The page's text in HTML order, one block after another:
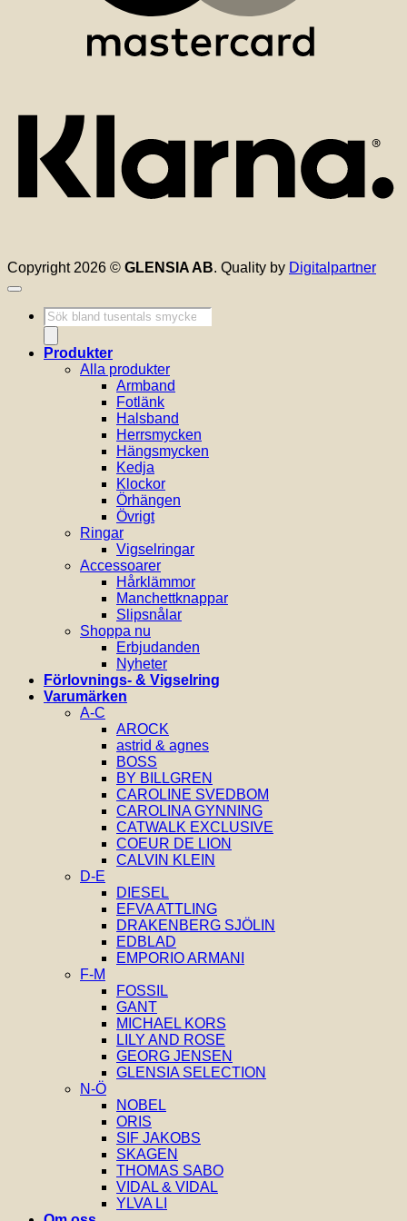
Copyright 2026 © GLENSIA AB. Quality by Digitalpartner
Produktsökning
Produkter
Alla produkter
Armband
Fotlänk
Halsband
Herrsmycken
Hängsmycken
Kedja
Klockor
Örhängen
Övrigt
Ringar
Vigselringar
Accessoarer
Hårklämmor
Manchettknappar
Slipsnålar
Shoppa nu
Erbjudanden
Nyheter
Förlovnings- & Vigselring
Varumärken
A-C
AROCK
astrid & agnes
BOSS
BY BILLGREN
CAROLINE SVEDBOM
CAROLINA GYNNING
CATWALK EXCLUSIVE
COEUR DE LION
CALVIN KLEIN
D-E
DIESEL
EFVA ATTLING
DRAKENBERG SJÖLIN
EDBLAD
EMPORIO ARMANI
F-M
FOSSIL
GANT
MICHAEL KORS
LILY AND ROSE
GEORG JENSEN
GLENSIA SELECTION
N-Ö
NOBEL
ORIS
SIF JAKOBS
SKAGEN
THOMAS SABO
VIDAL & VIDAL
YLVA LI